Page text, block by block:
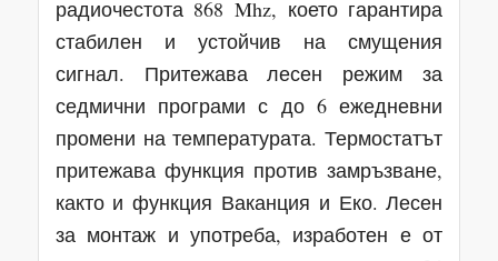
радиочестота 868 Mhz, което гарантира
стабилен и устойчив на смущения
сигнал. Притежава лесен режим за
седмични програми с до 6 ежедневни
промени на температурата. Термостатът
притежава функция против замръзване,
както и функция Ваканция и Еко. Лесен
за монтаж и употреба, изработен е от